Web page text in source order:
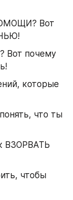
Вот
почему
которые
что ты
ВЗОРВАТЬ
чтобы